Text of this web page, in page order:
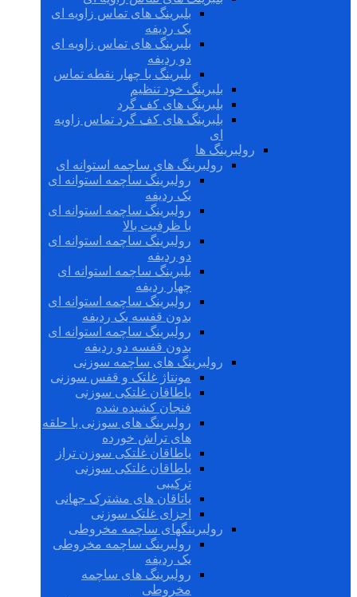
بلبرینگ های تماس زاویه ای
یک ردیفه
بلبرینگ های تماس زاویه ای
دو ردیفه
بلبرینگ با چهار نقطه تماس
بلبرینگ خود تنظیم
بلبرینگ های کف گرد
بلبرینگ های کف گرد تماس زاویه
ای
رولبرینگ ها
رولبرینگ های ساچمه استوانه ای
رولبرینگ ساچمه استوانه ای
یک ردیفه
رولبرینگ ساچمه استوانه ای
با ظرفیت بالا
رولبرینگ ساچمه استوانه ای
دو ردیفه
بلبرینگ ساچمه استوانه ای
چهار ردیفه
رولبرینگ ساچمه استوانه ای
بدون قفسه یک ردیفه
رولبرینگ ساچمه استوانه ای
بدون قفسه دو ردیفه
رولبرینگ های ساچمه سوزنی
مونتاژ غلتک و قفس سوزنی
یاطاقان غلتکی سوزنی
فنجان کشیده شده
رولبرینگ های سوزنی با حلقه
های تراش خورده
یاطاقان غلتکی سوزن تراز
یاطاقان غلتکی سوزنی
ترکیبی
یاتاقان های مشترک جهانی
اجزای غلتک سوزنی
رولبرینگهای ساچمه مخروطی
رولبرینگ ساچمه مخروطی
یک ردیفه
رولبرینگ های ساچمه
مخروطی